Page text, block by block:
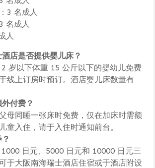
3 名成人
名成人
人
店是否提供婴儿床？
岁以下体重 15 公斤以下的婴幼儿免费
线上订房时预订。酒店婴儿床数量有
付费？
母同睡一张床时免费，仅在加床时需额
童入住，请于入住时通知前台。
日元、5000 日元和 10000 日元三
于大阪南海瑞士酒店住宿或于酒店附设